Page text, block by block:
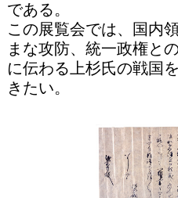
である。
この展覧会では、国内
まな攻防、統一政権と
に伝わる上杉氏の戦国
きたい。